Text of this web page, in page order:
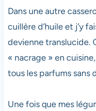
Dans une autre
cuillère d’huile et j’y
devienne translucide.
« nacrage » en
tous les parfums sans
Une fois que mes